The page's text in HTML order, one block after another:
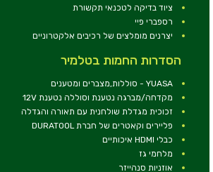
ציוד בדיקה לטכנאי תקשורת
רספברי פיי
יצרנים מומלצים של רכיבים אלקטרוניים
הסדרות החמות בטלמיר
YUASA - סוללות,מצברים ומטענים
מקדחה/מברגה נטענת וסוללה נטענת 12V
זכוכית מגדלת שולחנית עם תאורה והגדלה
פליירים וקאטרים של חברת DURATOOL
כבלי HDMI איכותיים
מלחמי גז
אוזניות סנהייזר